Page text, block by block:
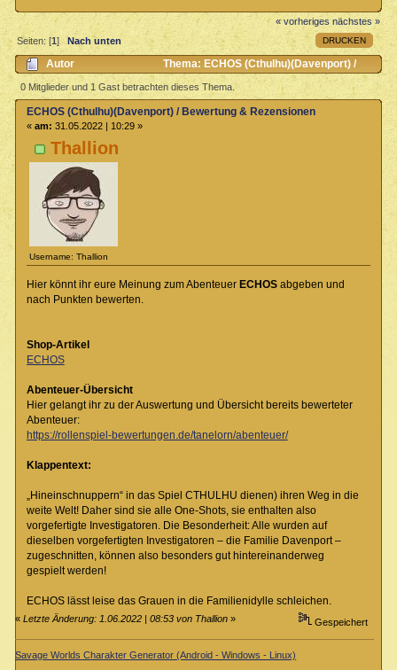
« vorheriges nächstes »
DRUCKEN
Seiten: [1] Nach unten
Autor
Thema: ECHOS (Cthulhu)(Davenport) /
Bewertung & Rezensionen (Gelesen 706 mal)
0 Mitglieder und 1 Gast betrachten dieses Thema.
Thallion
Username: Thallion
ECHOS (Cthulhu)(Davenport) / Bewertung & Rezensionen
« am: 31.05.2022 | 10:29 »
Hier könnt ihr eure Meinung zum Abenteuer ECHOSabgeben und
nach Punkten bewerten.
Shop-Artikel
ECHOS
Abenteuer-Übersicht
Hier gelangt ihr zu der Auswertung und Übersicht bereits bewerteter
Abenteuer:
https://rollenspiel-bewertungen.de/tanelorn/abenteuer/
Klappentext:
„Hineinschnuppern“ in das Spiel CTHULHU dienen) ihren Weg in die
weite Welt! Daher sind sie alle One-Shots, sie enthalten also
vorgefertigte Investigatoren. Die Besonderheit: Alle wurden auf
dieselben vorgefertigten Investigatoren – die Familie Davenport –
zugeschnitten, können also besonders gut hintereinanderweg
gespielt werden!
ECHOS lässt leise das Grauen in die Familienidylle schleichen.
«Letzte Änderung: 1.06.2022 | 08:53 von Thallion » Gespeichert
Savage Worlds Charakter Generator (Android - Windows - Linux)